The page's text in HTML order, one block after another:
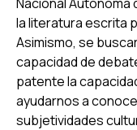
la literatura escrita
Asimismo, se
capacidad de
patente la
ayudarnos a
subjetividades